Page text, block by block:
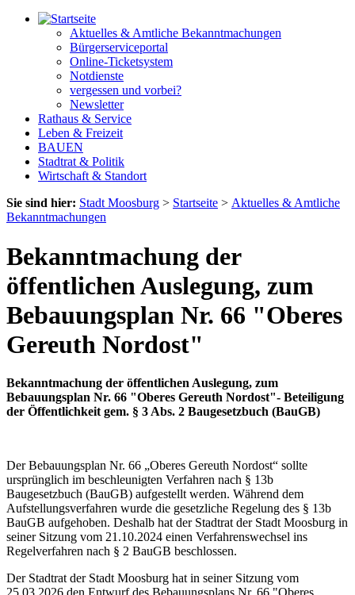
Aktuelles & Amtliche Bekanntmachungen
Bürgerserviceportal
Online-Ticketsystem
Notdienste
vergessen und vorbei?
Newsletter
Rathaus & Service
Leben & Freizeit
BAUEN
Stadtrat & Politik
Wirtschaft & Standort
Sie sind hier: Stadt Moosburg > Startseite > Aktuelles & Amtliche
Bekanntmachungen
Bekanntmachung der
öffentlichen Auslegung, zum
Bebauungsplan Nr. 66 "Oberes
Gereuth Nordost"
Bekanntmachung der öffentlichen Auslegung, zum
Bebauungsplan Nr. 66 "Oberes Gereuth Nordost"- Beteiligung
der Öffentlichkeit gem. § 3 Abs. 2 Baugesetzbuch (BauGB)
Der Bebauungsplan Nr. 66 „Oberes Gereuth Nordost“ sollte
ursprünglich im beschleunigten Verfahren nach § 13b
Baugesetzbuch (BauGB) aufgestellt werden. Während dem
Aufstellungsverfahren wurde die gesetzliche Regelung des § 13b
BauGB aufgehoben. Deshalb hat der Stadtrat der Stadt Moosburg in
seiner Sitzung vom 21.10.2024 einen Verfahrenswechsel ins
Regelverfahren nach § 2 BauGB beschlossen.
Der Stadtrat der Stadt Moosburg hat in seiner Sitzung vom
25.03.2026 den Entwurf des Bebauungsplans Nr. 66 "Oberes